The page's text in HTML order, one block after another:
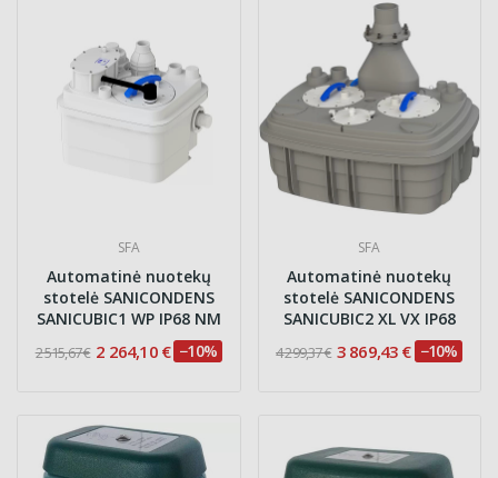
SFA
Automatinė nuotekų
stotelė SANICONDENS
SANICUBIC1 WP IP68 NM
2 515,67 € 2 264,10 € −10%
SFA
Automatinė nuotekų
stotelė SANICONDENS
SANICUBIC2 XL VX IP68
4 299,37 € 3 869,43 € −10%